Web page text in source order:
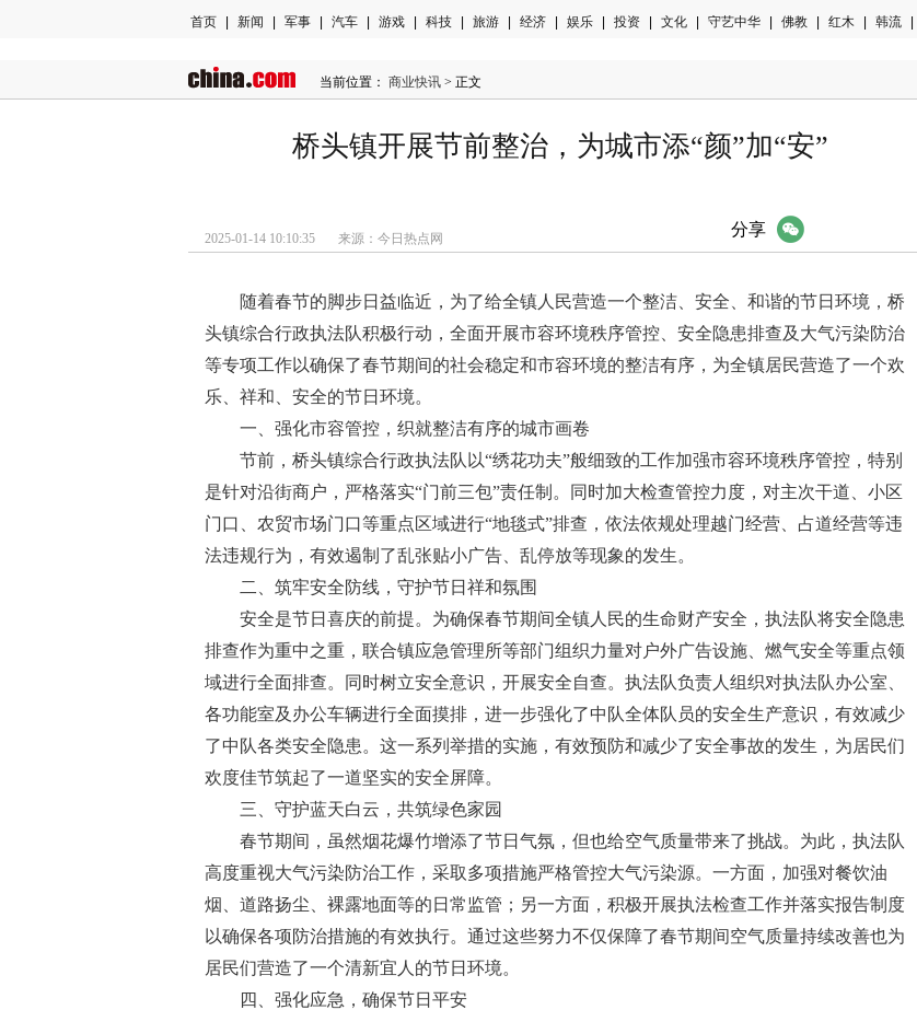
首页 新闻 军事 汽车 游戏 科技 旅游 经济 娱乐 投资 文化 守艺中华 佛教 红木 韩流
当前位置： 商业快讯 > 正文
桥头镇开展节前整治，为城市添“颜”加“安”
2025-01-14 10:10:35 来源：今日热点网 分享
随着春节的脚步日益临近，为了给全镇 人民营造一个整洁、安全、和谐的节日环境，桥
头镇综合行政执法队积极行动，全面开展市容环境秩序管控、安全隐患排查及大气污染防治
等专项工作以确保了春节期间的社会稳定和市容环境的整洁有序，为全镇居民营造了一个欢
乐、祥和、安全的节日环境。
一、强化市容管控，织就整洁有序的城市画卷
节前，桥头镇综合行政执法队以“绣花功夫”般细致的工作加强市容环境秩序管控，特别
是针对沿街商户，严格落实“门前三包”责任制。同时加大检查管控力度，对主次干道、小区
门口、农贸市场门口等重点区域进行“地毯式”排查，依法依规处理越门经营、占道经营等违
法违规行为，有效遏制了乱张贴小广告、乱停放等现象的发生。
二、筑牢安全防线，守护节日祥和氛围
安全是节日喜庆的前提。为确保春节期间全镇 人民的生命财产安全，执法队将安全隐患
排查作为重中之重，联合镇应急管理所等部门组织力量对户外广告设施、燃气安全等重点领
域进行全面排查。同时树立安全意识，开展安全自查。执法队负责人组织对执法队办公室、
各功能室及办公车辆进行全面摸排，进一步强化了中队全体队员的安全生产意识，有效减少
了中队各类安全隐患。这一系列举措的实施，有效预防和减少了安全事故的发生，为居民们
欢度佳节筑起了一道坚实的安全屏障。
三、守护蓝天白云，共筑绿色家园
春节期间，虽然烟花爆竹增添了节日气氛，但也给空气质量带来了挑战。为此，执法队
高度重视大气污染防治工作，采取多项措施严格管控大气污染源。一方面，加强对餐饮油
烟、道路扬尘、裸露地面等的日常监管；另一方面，积极开展执法检查工作并落实报告制度
以确保各项防治措施的有效执行。通过这些努力不仅保障了春节期间空气质量持续改善也为
居民们营造了一个清新宜人的节日环境。
四、强化应急，确保节日 平安